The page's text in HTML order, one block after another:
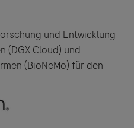
und Entwicklung
(DGX Cloud) und
(BioNeMo) für den
Verwendung ab.